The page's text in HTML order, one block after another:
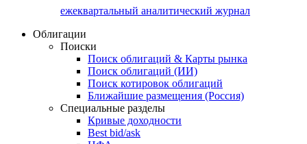
ежеквартальный аналитический журнал
Облигации
Поиски
Поиск облигаций & Карты рынка
Поиск облигаций (ИИ)
Поиск котировок облигаций
Ближайшие размещения (Россия)
Специальные разделы
Кривые доходности
Best bid/ask